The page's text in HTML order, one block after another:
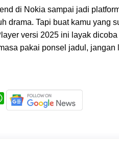
di Nokia sampai jadi
drama. Tapi buat kamu yang
versi 2025 ini layak
pakai ponsel jadul, jangan
W
h